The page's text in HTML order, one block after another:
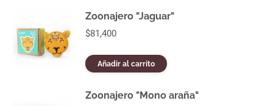
Zoonajero "Jaguar"
$81,400
Añadir al carrito
Zoonajero "Mono araña"